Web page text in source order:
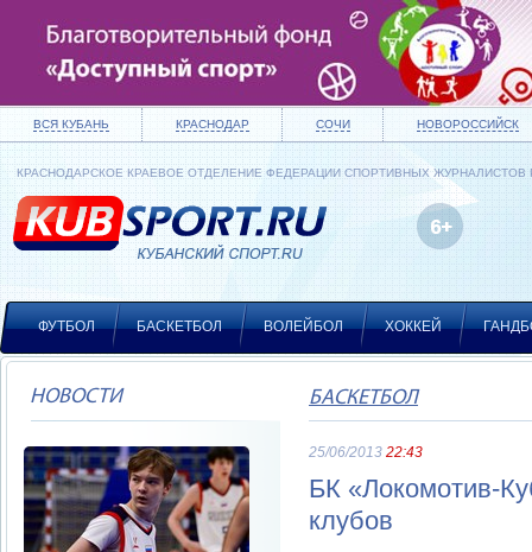
ВСЯ КУБАНЬ КРАСНОДАР СОЧИ НОВОРОССИЙСК
КРАСНОДАРСКОЕ КРАЕВОЕ ОТДЕЛЕНИЕ ФЕДЕРАЦИИ СПОРТИВНЫХ ЖУРНАЛИСТОВ
ФУТБОЛ БАСКЕТБОЛ ВОЛЕЙБОЛ ХОККЕЙ
НОВОСТИ БАСКЕТБОЛ
25/06/2013 22:43
БК «Локомотив-
клубов